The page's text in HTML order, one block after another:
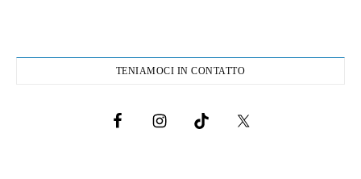
TENIAMOCI IN CONTATTO